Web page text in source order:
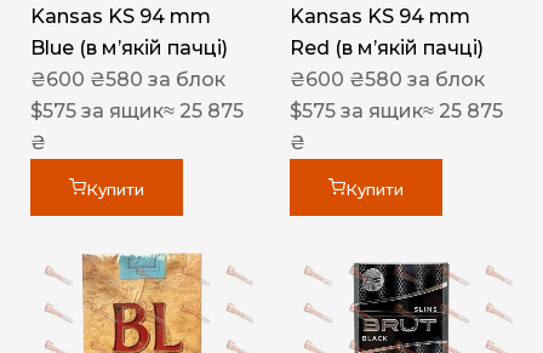
Kansas KS 94 mm
Blue (в мʼякій пачці)
₴600 ₴580 за блок
$575 за ящик≈ 25 875
₴
Купити
Kansas KS 94 mm
Red (в мʼякій пачці)
₴600 ₴580 за блок
$575 за ящик≈ 25 875
₴
Купити